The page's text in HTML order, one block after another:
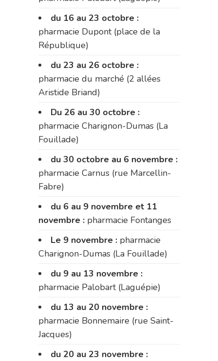
du 16 au 23 octobre :
pharmacie Dupont (place de la
République)
du 23 au 26 octobre :
pharmacie du marché (2 allées
Aristide Briand)
Du 26 au 30 octobre :
pharmacie Charignon-Dumas (La
Fouillade)
du 30 octobre au 6 novembre :
pharmacie Carnus (rue Marcellin-
Fabre)
du 6 au 9 novembre et 11
novembre : pharmacie Fontanges
Le 9 novembre : pharmacie
Charignon-Dumas (La Fouillade)
du 9 au 13 novembre :
pharmacie Palobart (Laguépie)
du 13 au 20 novembre :
pharmacie Bonnemaire (rue Saint-
Jacques)
du 20 au 23 novembre :